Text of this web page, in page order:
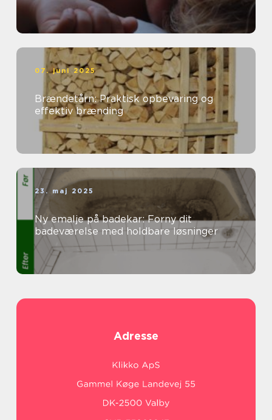
07. juni 2025
Brændetårn: Praktisk opbevaring og
effektiv brænding
23. maj 2025
Ny emalje på badekar: Forny dit
badeværelse med holdbare løsninger
Adresse